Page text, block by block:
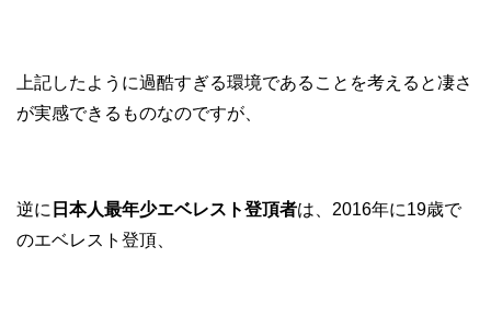
上記したように過酷すぎる環境であることを考えると凄さ
が実感できるものなのですが、
逆に 日本人最年少エベレスト登頂者は、2016年に19歳で
のエベレスト登頂、